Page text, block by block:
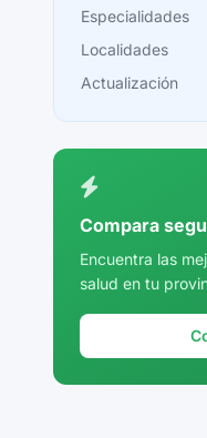
Cantabria
Castellón
Córdoba
Cuenca
Girona
Especialidades
Localidades
Actualización
Compara
Encuentra las
salud en tu